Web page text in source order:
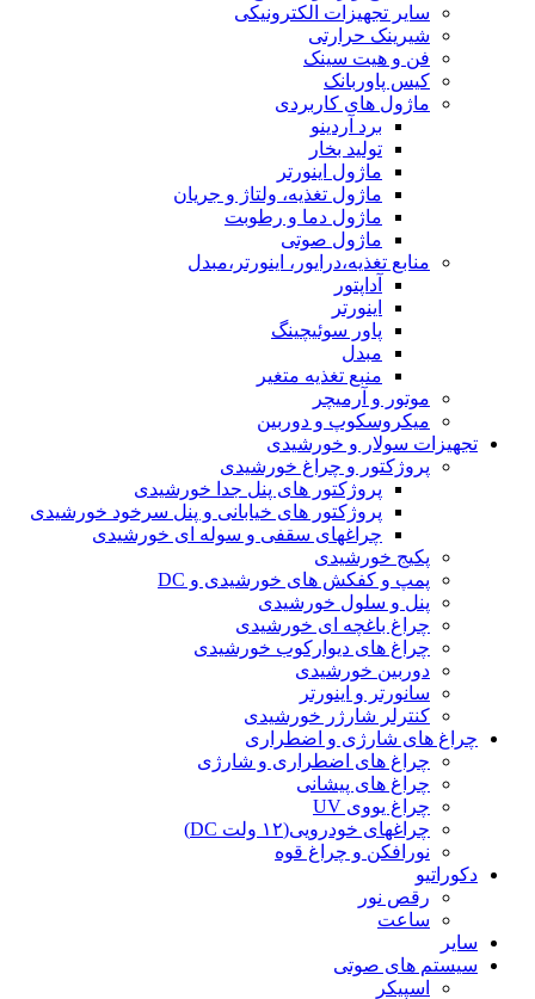
سایر تجهیزات الکترونیکی
شیرینک حرارتی
فن و هیت سینک
کیس پاوربانک
ماژول های کاربردی
برد آردینو
تولید بخار
ماژول اینورتر
ماژول تغذیه، ولتاژ و جریان
ماژول دما و رطوبت
ماژول صوتی
منابع تغذیه،درایور، اینورتر،مبدل
آداپتور
اینورتر
پاور سوئیچینگ
مبدل
منبع تغذیه متغیر
موتور و آرمیچر
میکروسکوپ و دوربین
تجهیزات سولار و خورشیدی
پروژکتور و چراغ خورشیدی
پروژکتور های پنل جدا خورشیدی
پروژکتور های خیابانی و پنل سرخود خورشیدی
چراغهای سقفی و سوله ای خورشیدی
پکیج خورشیدی
پمپ و کفکش های خورشیدی و DC
پنل و سلول خورشیدی
چراغ باغچه ای خورشیدی
چراغ های دیوارکوب خورشیدی
دوربین خورشیدی
سانورتر و اینورتر
کنترلر شارژر خورشیدی
چراغ های شارژی و اضطراری
چراغ های اضطراری و شارژی
چراغ های پیشانی
چراغ یووی UV
چراغهای خودرویی(۱۲ ولت DC)
نورافکن و چراغ قوه
دکوراتیو
رقص نور
ساعت
سایر
سیستم های صوتی
اسپیکر